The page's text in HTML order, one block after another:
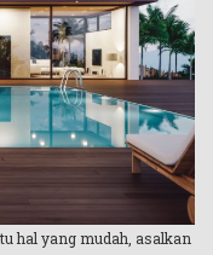
hal yang mudah, asalkan